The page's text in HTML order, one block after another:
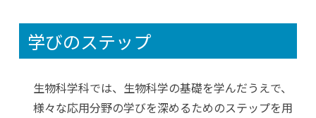
学びのステップ
生物科学科では、生物科学の基礎を学んだうえで、
様々な応用分野の学びを深めるためのステップを用